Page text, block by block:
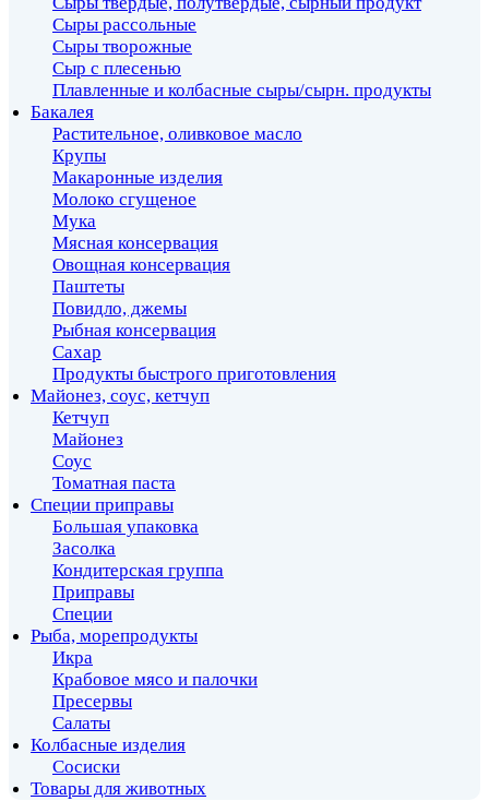
Сыры рассольные
Сыры творожные
Сыр с плесенью
Плавленные и колбасные сыры/сырн. продукты
Бакалея
Растительное, оливковое масло
Крупы
Макаронные изделия
Молоко сгущеное
Мука
Мясная консервация
Овощная консервация
Паштеты
Повидло, джемы
Рыбная консервация
Сахар
Продукты быстрого приготовления
Майонез, соус, кетчуп
Кетчуп
Майонез
Соус
Томатная паста
Специи приправы
Большая упаковка
Засолка
Кондитерская группа
Приправы
Специи
Рыба, морепродукты
Икра
Крабовое мясо и палочки
Пресервы
Салаты
Колбасные изделия
Сосиски
Товары для животных